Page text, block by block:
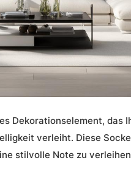
Dekorationselement, das
verleiht. Diese
stilvolle Note zu